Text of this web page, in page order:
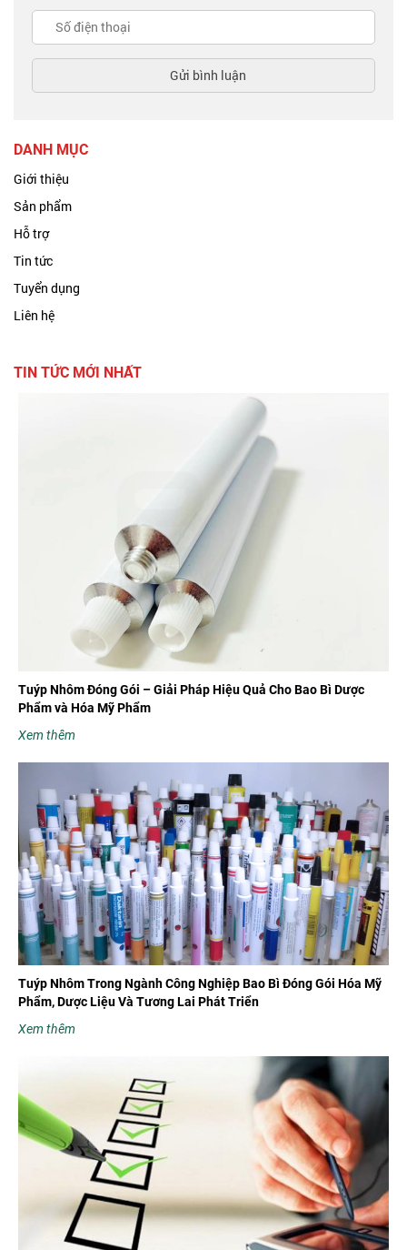
DANH MỤC
Giới thiệu
Sản phẩm
Hỗ trợ
Tin tức
Tuyển dụng
Liên hệ
TIN TỨC MỚI NHẤT
Tuýp Nhôm Đóng Gói – Giải Pháp Hiệu Quả Cho Bao Bì Dược
Phẩm và Hóa Mỹ Phẩm
Xem thêm
Tuýp Nhôm Trong Ngành Công Nghiệp Bao Bì Đóng Gói Hóa Mỹ
Phẩm, Dược Liệu Và Tương Lai Phát Triển
Xem thêm